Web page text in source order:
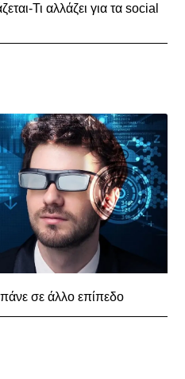
Τι αλλάζει για τα social
σε άλλο επίπεδο